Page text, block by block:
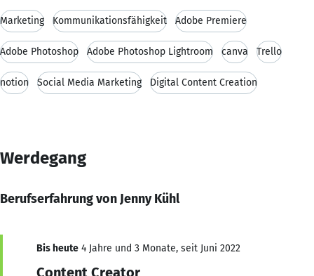
Marketing Kommunikationsfähigkeit Adobe Premiere
Adobe Photoshop Adobe Photoshop Lightroom canva Trello
notion Social Media Marketing Digital Content Creation
Werdegang
Berufserfahrung von Jenny Kühl
Bis heute 4 Jahre und 3 Monate, seit Juni 2022
Content Creator